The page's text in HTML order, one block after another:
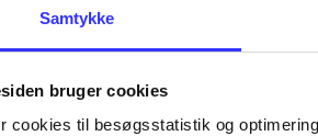
Samtykke
bruger cookies
cookies til besøgsstatistik og